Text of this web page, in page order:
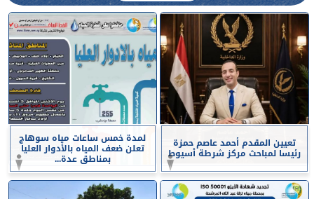
تعيين المقدم أحمد عاصم حمزة
رئيسا لمباحث مركز شرطة أسيوط
لمدة خمس ساعات مياه سوهاج
تعلن ضعف المياه بالأدوار العليا
بمناطق عدة...